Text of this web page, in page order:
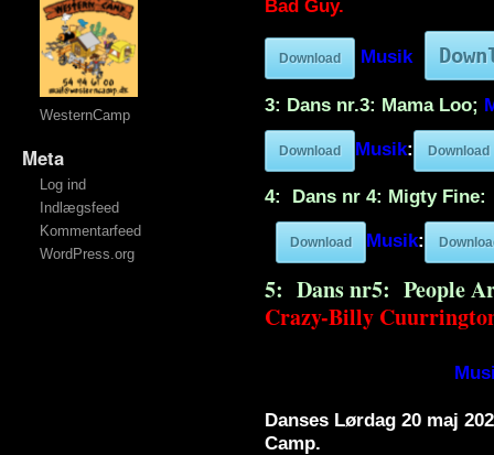
WesternCamp
Meta
Log ind
Indlægsfeed
Kommentarfeed
WordPress.org
Bad Guy.
Download Musik
3: Dans nr.3: Mama Loo;
Download Musik: Download
4: Dans nr 4: Migty Fine:
Download Musik:​
5: Dans nr5: People
Crazy-Billy
Danses Lørdag 20 maj
Camp.